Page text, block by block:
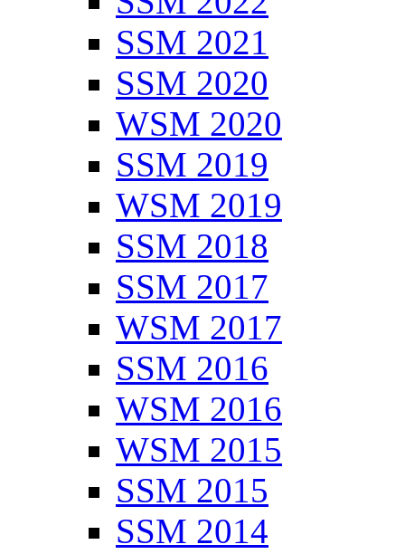
SSM 2021
SSM 2020
WSM 2020
SSM 2019
WSM 2019
SSM 2018
SSM 2017
WSM 2017
SSM 2016
WSM 2016
WSM 2015
SSM 2015
SSM 2014